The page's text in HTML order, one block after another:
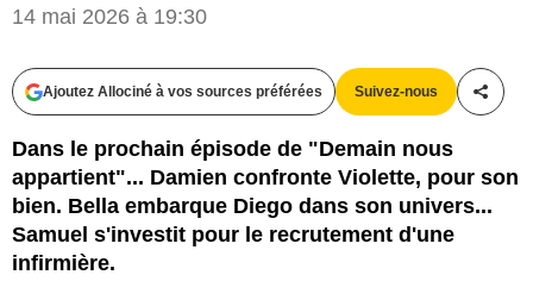
14 mai 2026 à 19:30
Ajoutez Allociné à vos sources préférées Suivez-nous
Dans le prochain épisode de "Demain nous
appartient"... Damien confronte Violette, pour son
bien. Bella embarque Diego dans son univers...
Samuel s'investit pour le recrutement d'une
infirmière.